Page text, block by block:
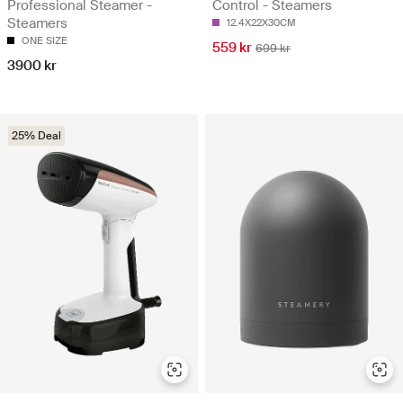
Professional Steamer -
Steamers
ONE SIZE
3900 kr
Control - Steamers
12.4X22X30CM
559 kr 699 kr
25% Deal